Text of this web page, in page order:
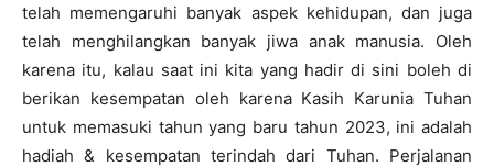
telah memengaruhi banyak aspek kehidupan, dan juga
telah menghilangkan banyak jiwa anak manusia. Oleh
karena itu, kalau saat ini kita yang hadir di sini boleh di
berikan kesempatan oleh karena Kasih Karunia Tuhan
untuk memasuki tahun yang baru tahun 2023, ini adalah
hadiah & kesempatan terindah dari Tuhan. Perjalanan